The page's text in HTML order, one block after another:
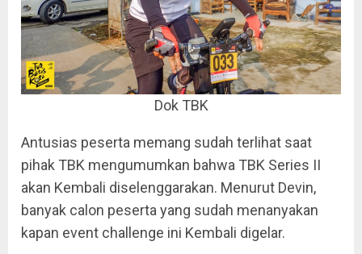
Dok TBK
Antusias peserta memang sudah terlihat saat
pihak TBK mengumumkan bahwa TBK Series II
akan Kembali diselenggarakan. Menurut Devin,
banyak calon peserta yang sudah menanyakan
kapan event challenge ini Kembali digelar.